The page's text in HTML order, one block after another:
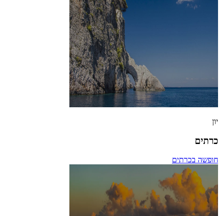
יון
כרתים
חופשה בכרתים